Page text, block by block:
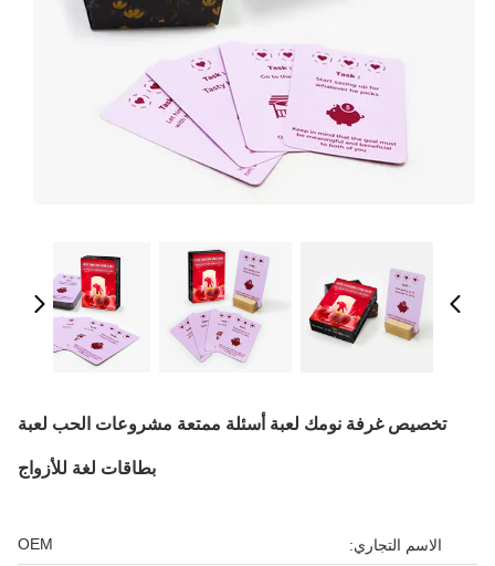
تخصيص غرفة نومك لعبة أسئلة ممتعة مشروعات الحب لعبة
بطاقات لغة للأزواج
الاسم التجاري: OEM